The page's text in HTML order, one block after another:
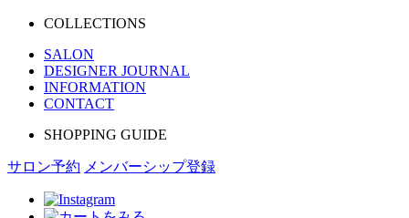
COLLECTIONS
SALON
DESIGNER JOURNAL
INFORMATION
CONTACT
SHOPPING GUIDE
サロン予約 メンバーシップ登録